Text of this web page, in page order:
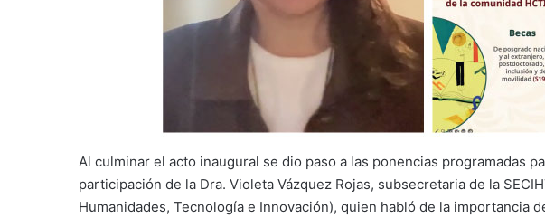
Al culminar el acto inaugural se dio paso a las ponencias programadas
participación de la Dra. Violeta Vázquez Rojas, subsecretaria de la
Humanidades, Tecnología e Innovación), quien habló de la importancia